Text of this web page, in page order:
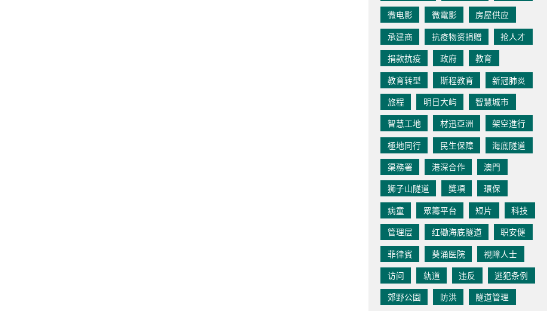
微电影
微電影
房屋供应
承建商
抗疫物资捐赠
抢人才
捐款抗疫
政府
教育
教育转型
斯程教育
新冠肺炎
旅程
明日大屿
智慧城市
智慧工地
材迅亞洲
架空進行
極地同行
民生保障
海底隧道
渠務署
港深合作
澳門
狮子山隧道
獎項
環保
病童
眾籌平台 短片
科技
管理层
红磡海底隧道
职安健
菲律賓
葵涌医院
視障人士
访问
轨道 违反
逃犯条例
郊野公園
防洪
隧道管理